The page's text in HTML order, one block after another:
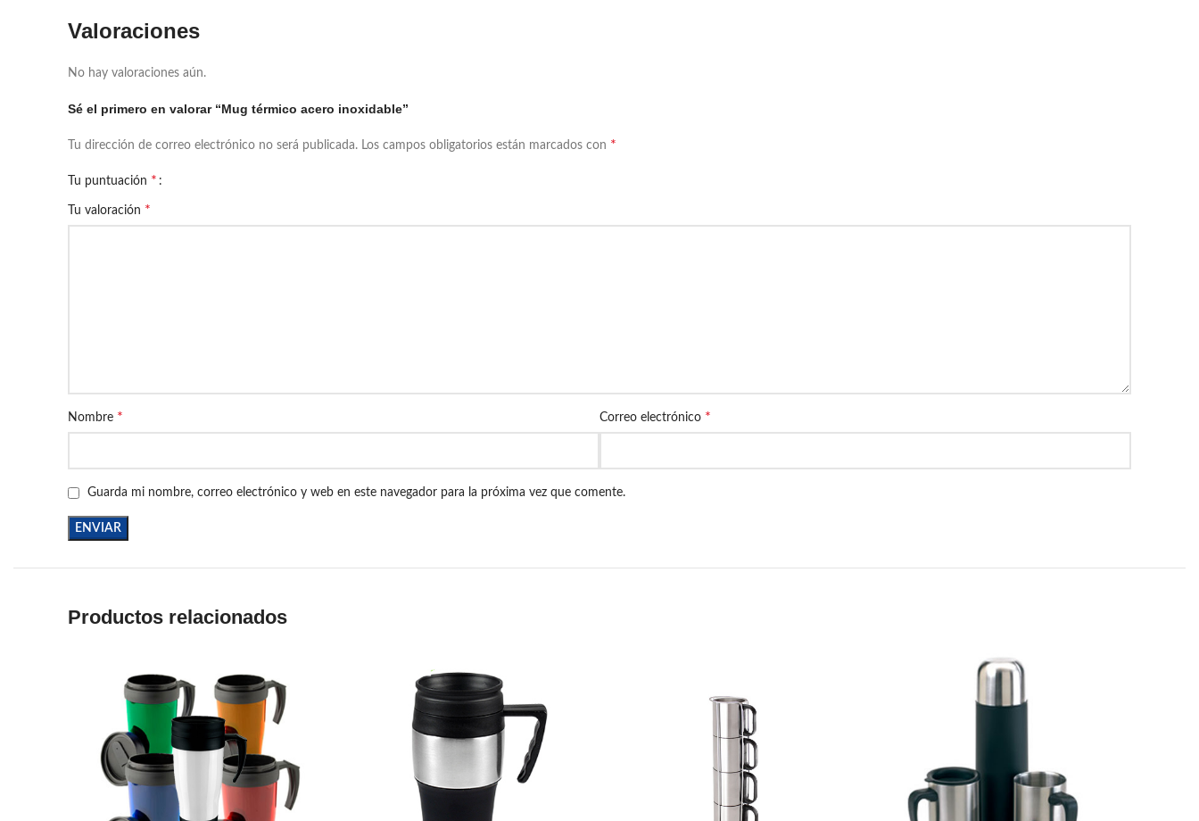
Valoraciones
No hay valoraciones aún.
Sé el primero en valorar “Mug térmico acero inoxidable”
Tu dirección de correo electrónico no será publicada. Los campos obligatorios están marcados con *
Tu puntuación *
Tu valoración *
Nombre * Correo electrónico *
Guarda mi nombre, correo electrónico y web en este navegador para la próxima vez que comente.
Productos relacionados